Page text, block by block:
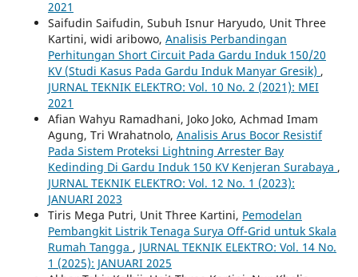
2021
Saifudin Saifudin, Subuh Isnur Haryudo, Unit Three
Kartini, widi aribowo, Analisis Perbandingan
Perhitungan Short Circuit Pada Gardu Induk 150/20
KV (Studi Kasus Pada Gardu Induk Manyar Gresik) ,
JURNAL TEKNIK ELEKTRO: Vol. 10 No. 2 (2021): MEI
2021
Afian Wahyu Ramadhani, Joko Joko, Achmad Imam
Agung, Tri Wrahatnolo, Analisis Arus Bocor Resistif
Pada Sistem Proteksi Lightning Arrester Bay
Kedinding Di Gardu Induk 150 KV Kenjeran Surabaya ,
JURNAL TEKNIK ELEKTRO: Vol. 12 No. 1 (2023):
JANUARI 2023
Tiris Mega Putri, Unit Three Kartini, Pemodelan
Pembangkit Listrik Tenaga Surya Off-Grid untuk Skala
Rumah Tangga , JURNAL TEKNIK ELEKTRO: Vol. 14 No.
1 (2025): JANUARI 2025